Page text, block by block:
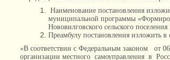
Наименование постановления
муниципальной программы
Нововилговского сельского
Преамбулу постановления изложить
«В соответствии с Федеральным законом от
организации местного самоуправления в